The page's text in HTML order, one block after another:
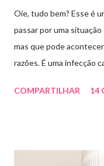
Oie, tudo bem? Esse é
passar por uma
mas que pode
razões. É uma infecção
descolar da pele. As
micose de unha é feito
COMPARTILHAR 14